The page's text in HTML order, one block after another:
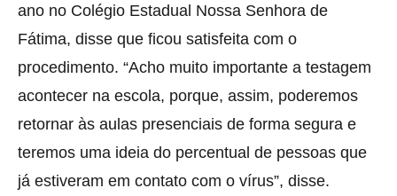
ano no Colégio Estadual Nossa Senhora de
Fátima, disse que ficou satisfeita com o
procedimento. “Acho muito importante a testagem
acontecer na escola, porque, assim, poderemos
retornar às aulas presenciais de forma segura e
teremos uma ideia do percentual de pessoas que
já estiveram em contato com o vírus”, disse.